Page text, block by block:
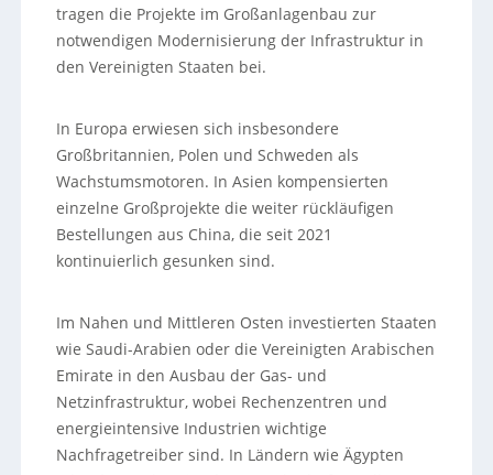
tragen die Projekte im Großanlagenbau zur
notwendigen Modernisierung der Infrastruktur in
den Vereinigten Staaten bei.
In Europa erwiesen sich insbesondere
Großbritannien, Polen und Schweden als
Wachstumsmotoren. In Asien kompensierten
einzelne Großprojekte die weiter rückläufigen
Bestellungen aus China, die seit 2021
kontinuierlich gesunken sind.
Im Nahen und Mittleren Osten investierten Staaten
wie Saudi-Arabien oder die Vereinigten Arabischen
Emirate in den Ausbau der Gas- und
Netzinfrastruktur, wobei Rechenzentren und
energieintensive Industrien wichtige
Nachfragetreiber sind. In Ländern wie Ägypten